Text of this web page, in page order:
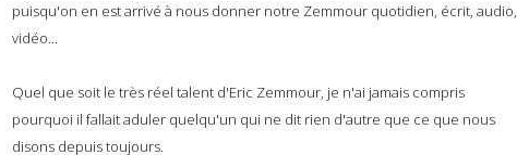
puisqu'on en est arrivé à nous donner notre Zemmour quotidien, écrit, audio,
vidéo...
Quel que soit le très réel talent d'Eric Zemmour, je n'ai jamais compris
pourquoi il fallait aduler quelqu'un qui ne dit rien d'autre que ce que nous
disons depuis toujours.